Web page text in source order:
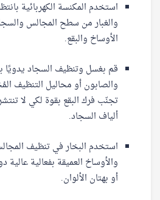
استخدم المكنسة الكهربائية
والغبار من سطح المجالس
الأوساخ والبقع.
قم بغسل وتنظيف السجاد يدويًا
والصابون أو محاليل التنظيف
تجنّب فرك البقع بقوة لكي لا
ألياف السجاد.
استخدم البخار في تنظيف
والأوساخ العميقة بفعالية
أو بهتان الألوان.